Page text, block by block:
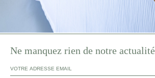
Ne manquez rien de notre actualité